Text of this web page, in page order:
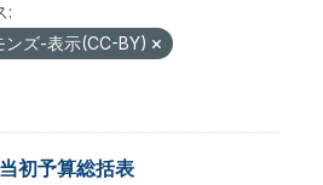
:
ンズ-表示(CC-BY)
初予算総括表